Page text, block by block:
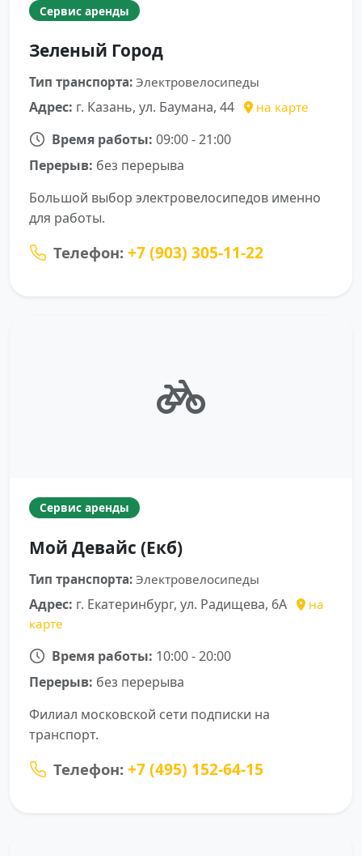
Сервис аренды
Зеленый Город
Тип транспорта: Электровелосипеды
Адрес: г. Казань, ул. Баумана, 44 на карте
Время работы: 09:00 - 21:00
Перерыв: без перерыва
Большой выбор электровелосипедов именно
для работы.
Телефон: +7 (903) 305-11-22
Сервис аренды
Мой Девайс (Екб)
Тип транспорта: Электровелосипеды
Адрес: г. Екатеринбург, ул. Радищева, 6А
на
карте
Время работы: 10:00 - 20:00
Перерыв: без перерыва
Филиал московской сети подписки на
транспорт.
Телефон: +7 (495) 152-64-15